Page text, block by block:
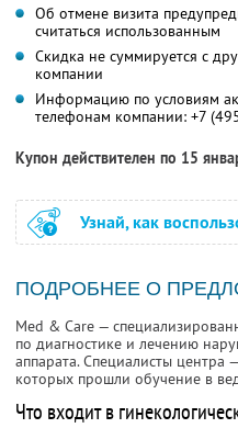
Об отмене визита
считаться использованным
Скидка не суммируется с
компании
Информацию по условиям
телефонам компании: +7
Купон действителен по 15
Узнай, как
ПОДРОБНЕЕ О
Med & Care —
по диагностике и лечению
аппарата. Специалисты
которых прошли обучение в
Что входит в